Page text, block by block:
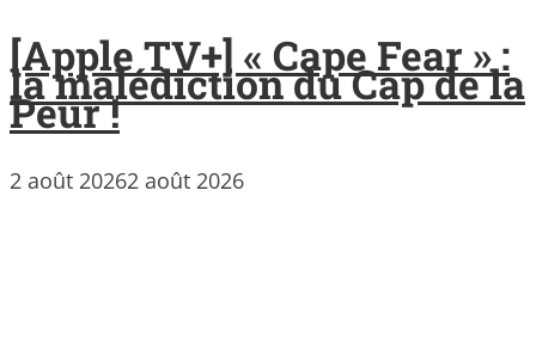
[Apple TV+] « Cape Fear » :
la malédiction du Cap de la
Peur !
2 août 20262 août 2026